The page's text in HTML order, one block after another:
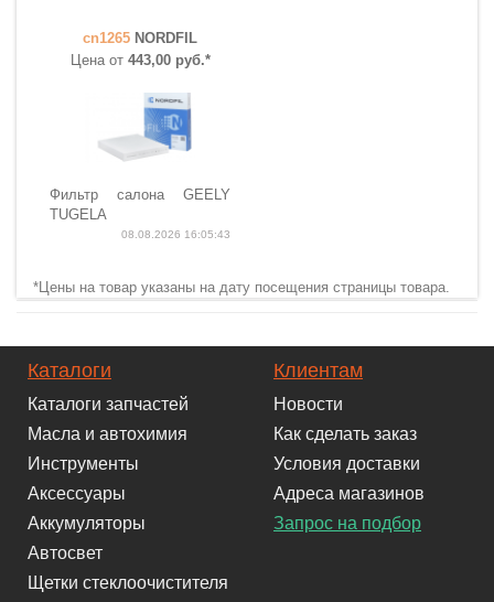
cn1265 NORDFIL
Цена от 443,00 руб.*
Фильтр салона GEELY
TUGELA
08.08.2026 16:05:43
*Цены на товар указаны на дату посещения страницы товара.
Каталоги
Каталоги запчастей
Масла и автохимия
Инструменты
Аксессуары
Аккумуляторы
Автосвет
Щетки стеклоочистителя
Клиентам
Новости
Как сделать заказ
Условия доставки
Адреса магазинов
Запрос на подбор